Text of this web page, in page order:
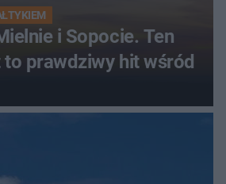
i Sopocie. Ten
prawdziwy hit wśród